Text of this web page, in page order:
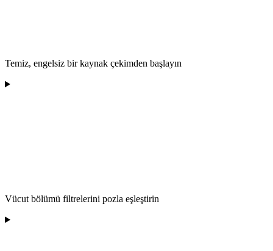
Temiz, engelsiz bir kaynak çekimden başlayın
Vücut bölümü filtrelerini pozla eşleştirin